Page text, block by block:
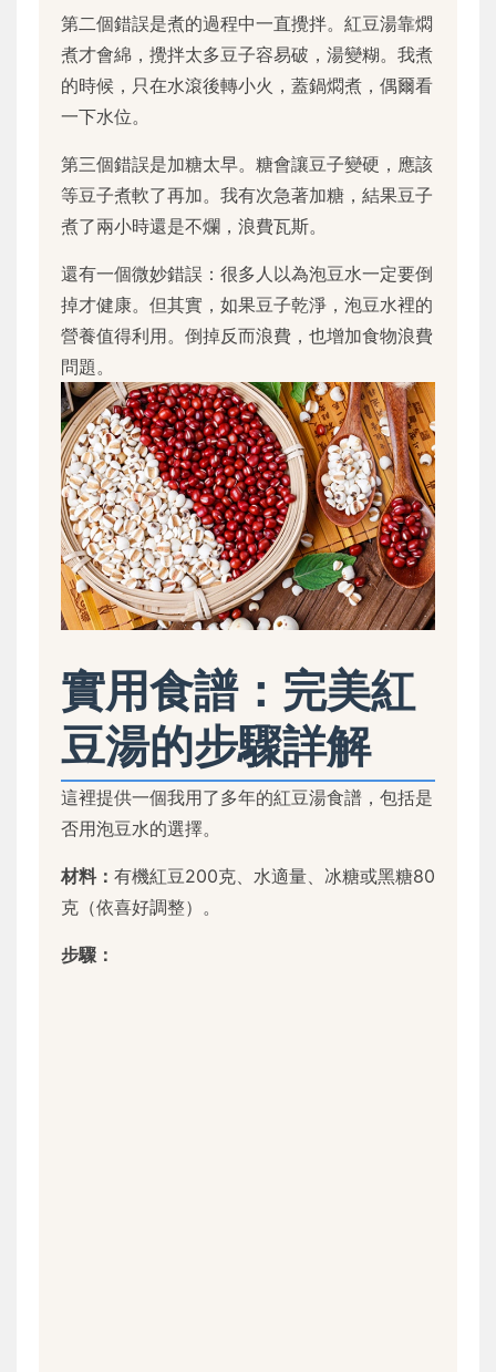
第二個錯誤是煮的過程中一直攪拌。紅豆湯靠燜
煮才會綿，攪拌太多豆子容易破，湯變糊。我煮
的時候，只在水滾後轉小火，蓋鍋燜煮，偶爾看
一下水位。
第三個錯誤是加糖太早。糖會讓豆子變硬，應該
等豆子煮軟了再加。我有次急著加糖，結果豆子
煮了兩小時還是不爛，浪費瓦斯。
還有一個微妙錯誤：很多人以為泡豆水一定要倒
掉才健康。但其實，如果豆子乾淨，泡豆水裡的
營養值得利用。倒掉反而浪費，也增加食物浪費
問題。
實用食譜：完美紅
豆湯的步驟詳解
這裡提供一個我用了多年的紅豆湯食譜，包括是
否用泡豆水的選擇。
材料： 有機紅豆200克、水適量、冰糖或黑糖80
克（依喜好調整）。
步驟：